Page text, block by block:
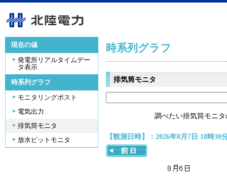
現在の値
発電所リアルタイムデー
タ表示
時系列グラフ
モニタリングポスト
電気出力
排気筒モニタ
放水ピットモニタ
時系列グラフ
排気筒モニタ
調べたい排気筒モニ
【観測日時】：2026年8月7日 18時30